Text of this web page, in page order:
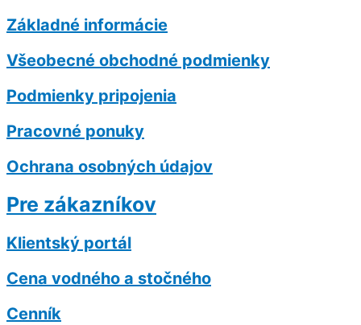
Základné informácie
Všeobecné obchodné podmienky
Podmienky pripojenia
Pracovné ponuky
Ochrana osobných údajov
Pre zákazníkov
Klientský portál
Cena vodného a stočného
Cenník